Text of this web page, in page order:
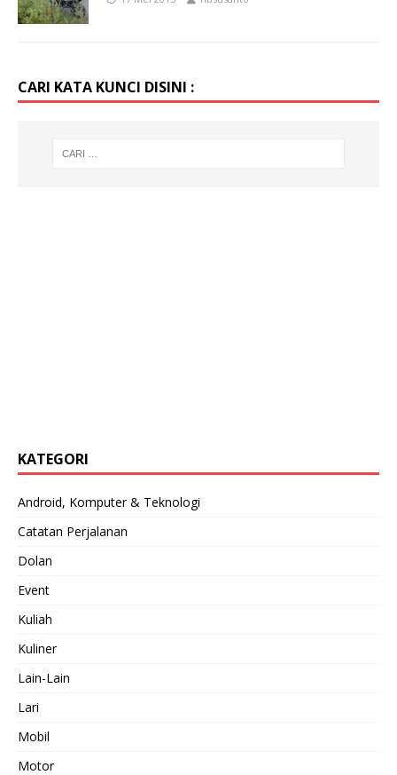
CARI KATA KUNCI DISINI :
KATEGORI
Android, Komputer & Teknologi
Catatan Perjalanan
Dolan
Event
Kuliah
Kuliner
Lain-Lain
Lari
Mobil
Motor